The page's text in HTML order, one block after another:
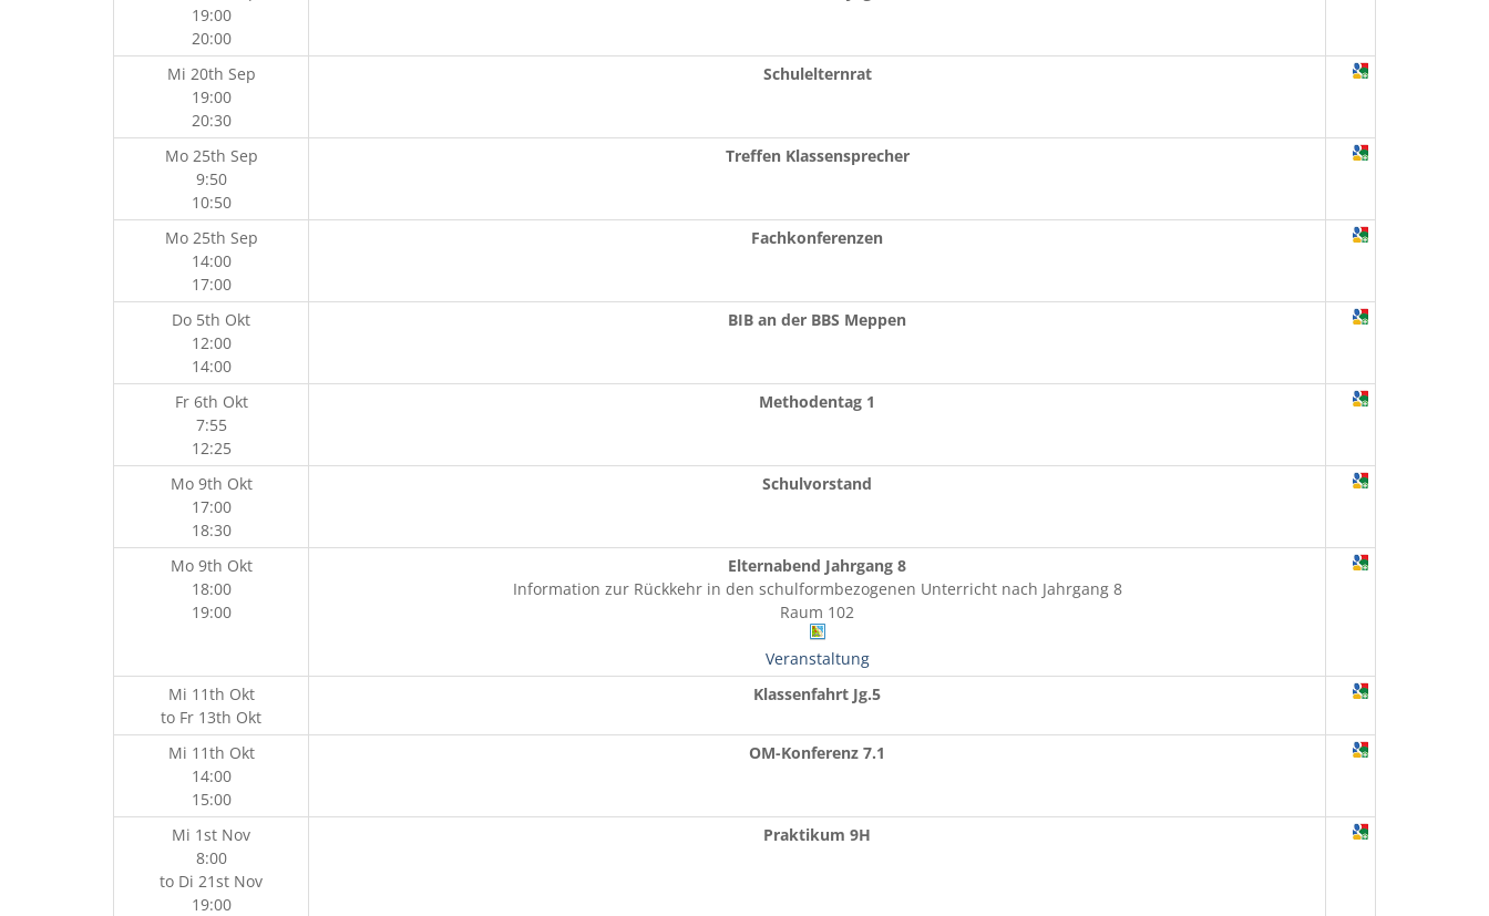
19:00
20:00
Mi 20th Sep
19:00
20:30
Schulelternrat
Mo 25th Sep
9:50
10:50
Treffen Klassensprecher
Mo 25th Sep
14:00
17:00
Fachkonferenzen
Do 5th Okt
12:00
14:00
BIB an der BBS Meppen
Fr 6th Okt
7:55
12:25
Methodentag 1
Mo 9th Okt
17:00
18:30
Schulvorstand
Mo 9th Okt
18:00
19:00
Elternabend Jahrgang 8
Information zur Rückkehr in den schulformbezogenen Unterricht nach Jahrgang 8
Raum 102
Veranstaltung
Mi 11th Okt
to Fr 13th Okt
Klassenfahrt Jg.5
Mi 11th Okt
14:00
15:00
OM-Konferenz 7.1
Mi 1st Nov
8:00
to Di 21st Nov
19:00
Praktikum 9H